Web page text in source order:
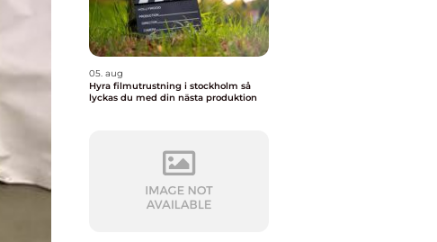
05. aug
Hyra filmutrustning i stockholm så
lyckas du med din nästa produktion